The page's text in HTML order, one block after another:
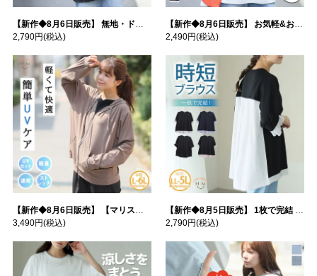
【新作◆8月6日販売】 無地・ドット柄から選べる 忍ばせ 活躍 シアー カーデ | 大きいサイズの通販ならハッピーマリリン
2,790円(税込)
【新作◆8月6日販売】 お気軽&お手軽 選べるデザイン 接触冷感 レイヤード風 コットン トップス | 大きいサイズの通販ならハッピーマリリン
2,490円(税込)
【新作◆8月6日販売】 【マリスポーツ】 運動初心者さんのための フード付き パーカー | 大きいサイズの通販ならハッピーマリリン
3,490円(税込)
【新作◆8月5日販売】 1枚で完結 袖口＆バック フハク使い トップス | 大きいサイズの通販ならハッピーマリリン
2,790円(税込)